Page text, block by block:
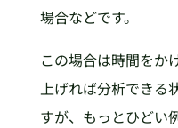
場合などです。
この場合は時間をか
上げれば分析できる
すが、もっとひどい